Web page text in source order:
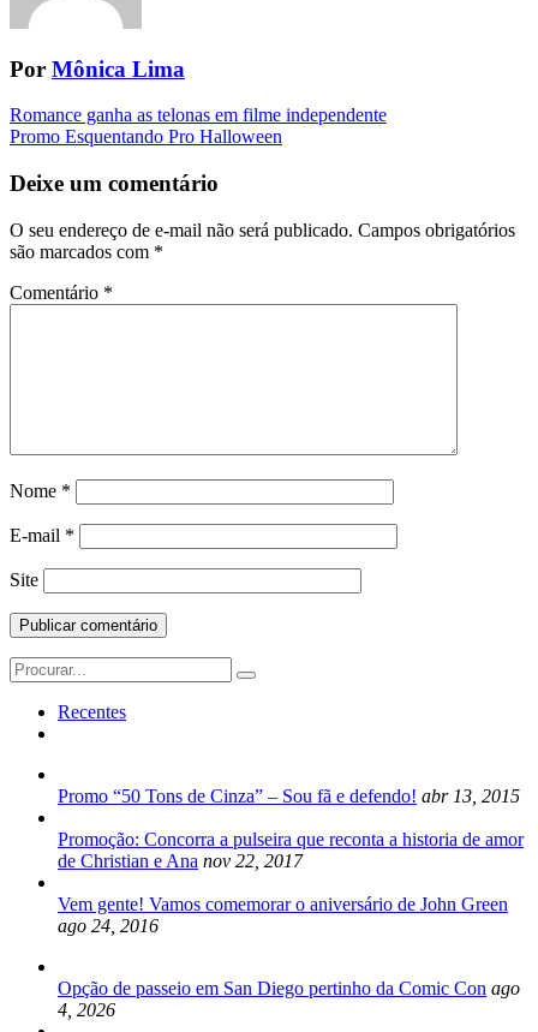
Por Mônica Lima
Navegação
da
Postagem
Romance ganha as telonas em filme independente
Promo Esquentando Pro Halloween
Deixe um comentário
O seu endereço de e-mail não será publicado. Campos obrigatórios
são marcados com *
Comentário *
Nome *
E-mail *
Site
Search
for:
Recentes
Promo “50 Tons de Cinza” – Sou fã e defendo! abr 13, 2015
Promoção: Concorra a pulseira que reconta a historia de amor
de Christian e Ana nov 22, 2017
Vem gente! Vamos comemorar o aniversário de John Green
ago 24, 2016
Opção de passeio em San Diego pertinho da Comic Con ago
4, 2026